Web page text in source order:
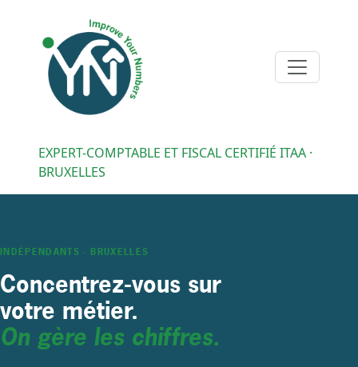
EXPERT-COMPTABLE ET FISCAL CERTIFIÉ ITAA ·
BRUXELLES
INDÉPENDANTS · BRUXELLES
Concentrez-vous sur
votre métier.
On gère les chiffres.